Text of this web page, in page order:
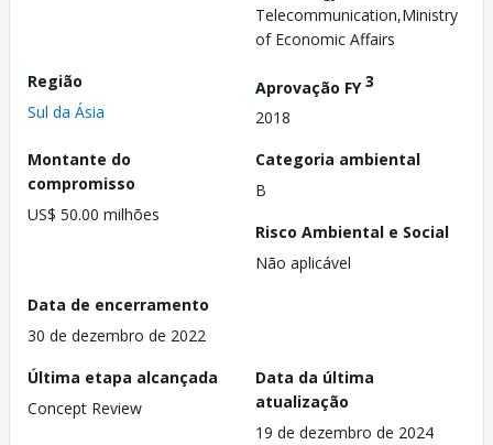
Telecommunication,Ministry
of Economic Affairs
Região
Sul da Ásia
Aprovação FY3
2018
Montante do
compromisso
US$ 50.00 milhões
Categoria ambiental
B
Risco Ambiental e Social
Não aplicável
Data de encerramento
30 de dezembro de 2022
Última etapa alcançada
Concept Review
Data da última
atualização
19 de dezembro de 2024